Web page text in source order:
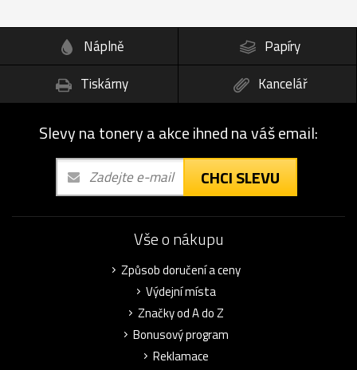
Náplně
Papíry
Tiskárny
Kancelář
Slevy na tonery a akce ihned na váš email:
CHCI SLEVU
Vše o nákupu
Způsob doručení a ceny
Výdejní místa
Značky od A do Z
Bonusový program
Reklamace